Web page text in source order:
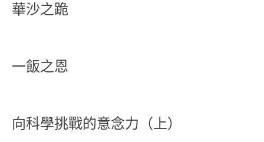
華沙之跪
一飯之恩
向科學挑戰的意念力（上）